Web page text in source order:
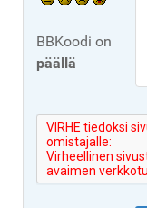
BBKoodi on
päällä